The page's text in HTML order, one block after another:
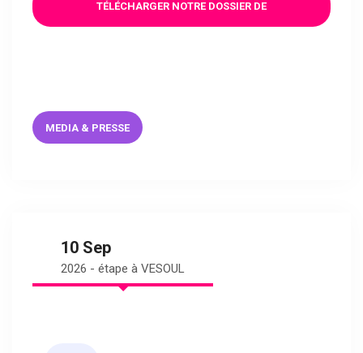
TÉLÉCHARGER NOTRE DOSSIER DE
MEDIA & PRESSE
10 Sep
2026 - étape à VESOUL